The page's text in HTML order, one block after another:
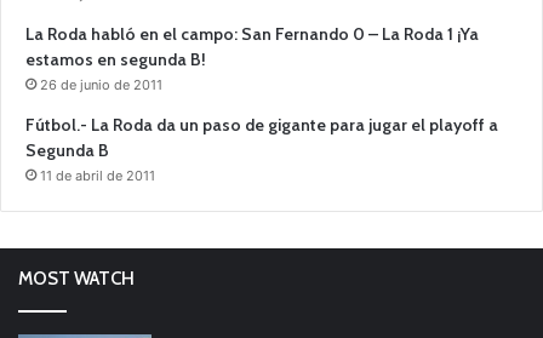
La Roda habló en el campo: San Fernando 0 – La Roda 1 ¡Ya
estamos en segunda B!
26 de junio de 2011
Fútbol.- La Roda da un paso de gigante para jugar el playoff a
Segunda B
11 de abril de 2011
MOST WATCH